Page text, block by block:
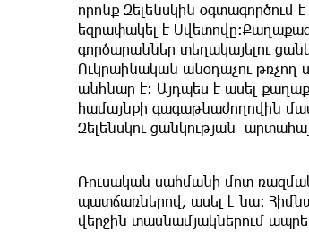
որոնք Զելենսկին օգտագործում
եզրափակել է
գործարաններ տեղակայելու
Ուկրաինական անօդաչու թռչող
անհնար է։ Այդպես է ասել
համայնքի գագաթնաժողովին
Զելենսկու ցանկության
Ռուսական սահմանի մոտ
պատճառներով, ասել է նա։
վերջին տասնամյակներում